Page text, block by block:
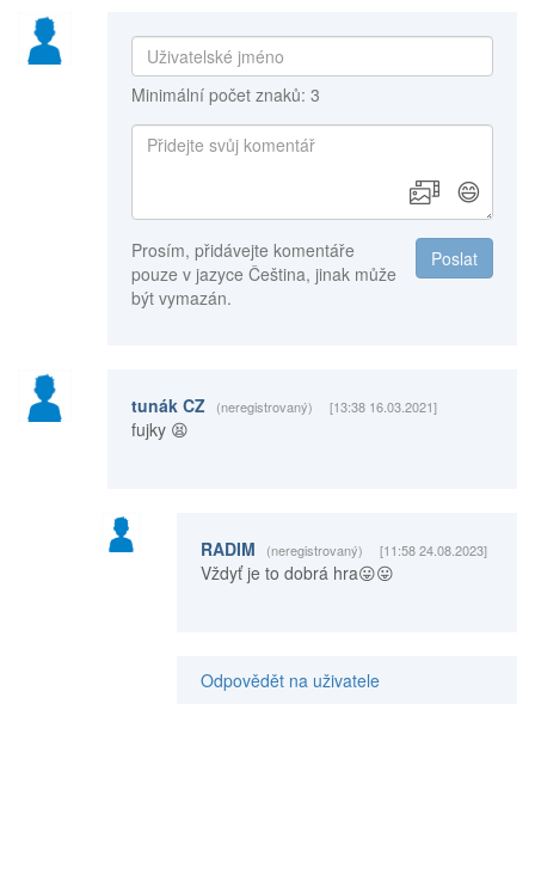
Minimální počet znaků: 3
😄
Poslat
Prosím, přidávejte komentáře
pouze v jazyce Čeština, jinak může
být vymazán.
tunák CZ (neregistrovaný) [13:38 16.03.2021]
fujky 😫
RADIM (neregistrovaný) [11:58 24.08.2023]
Vždyť je to dobrá hra😛😛
Odpovědět na uživatele